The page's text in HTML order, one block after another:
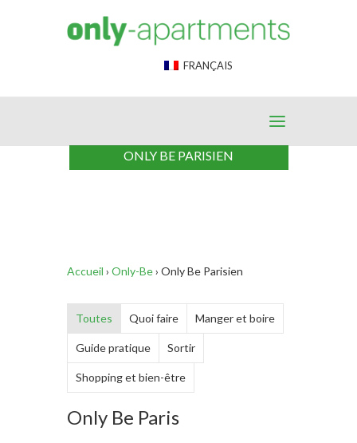
FRANÇAIS
ONLY BE PARISIEN
Accueil › Only-Be› Only Be Parisien
Toutes Quoi faire Manger et boire
Guide pratique Sortir
Shopping et bien-être
Only Be Paris